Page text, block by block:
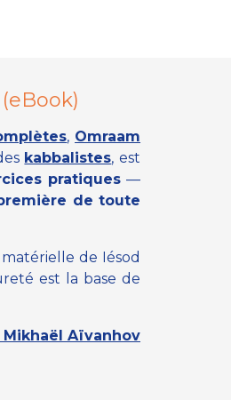
(eBook)
, Omraam
kabbalistes, est
pratiques —
de toute
de Iésod
est la base de
Mikhaël Aïvanhov